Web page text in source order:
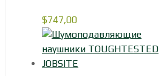
$747,00